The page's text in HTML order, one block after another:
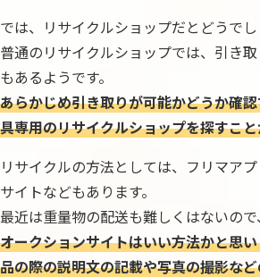
では、リサイクルショップだとどうでし
普通のリサイクルショップでは、引き
もあるようです。
あらかじめ引き取りが可能かどうか確
具専用のリサイクルショップを探すこ
リサイクルの方法としては、フリマア
サイトなどもあります。
最近は重量物の配送も難しくはないので
オークションサイトはいい方法かと思
品の際の説明文の記載や写真の撮影な